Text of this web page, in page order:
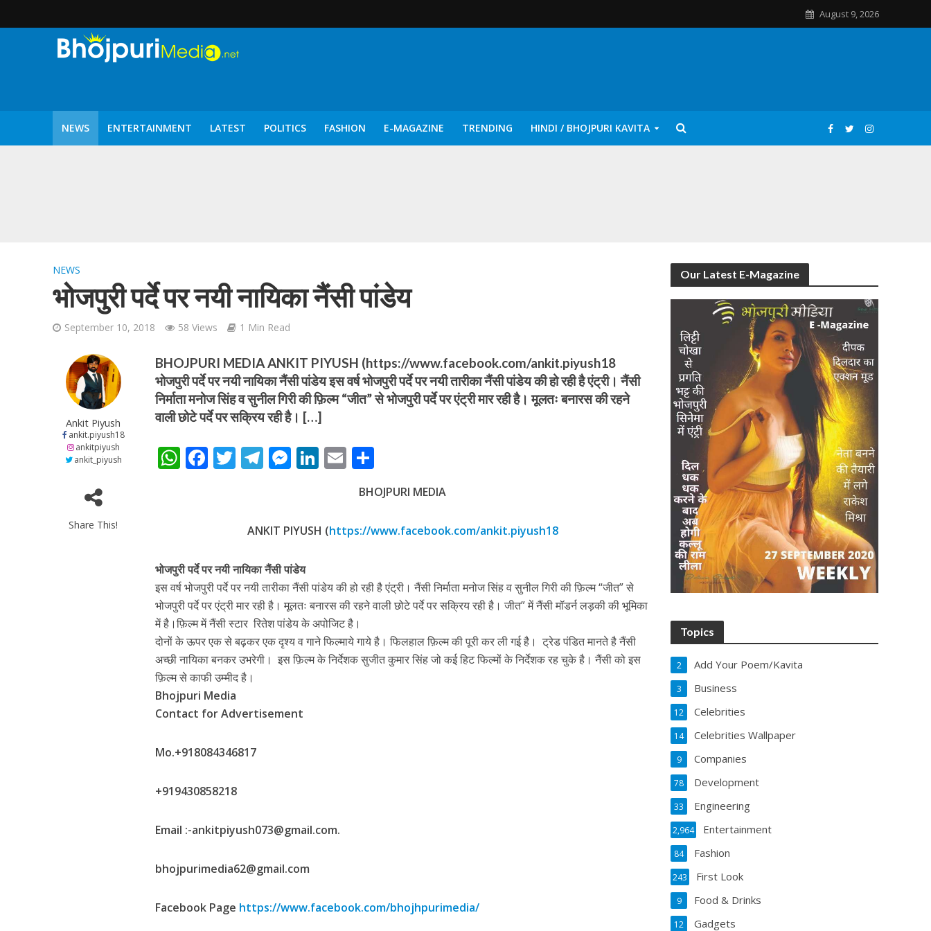
August 9, 2026
NEWS ENTERTAINMENT LATEST POLITICS FASHION E-MAGAZINE TRENDING HINDI / BHOJPURI KAVITA
शिवानी सिंह का नया बोलबम गीत तोहरे के मांगिला जानु हुआ रिलीज, दर्शकों का मिल रहा भरपूर प्यार
वर्ल्डवाइड रिकॉर्ड्स भोजपुरी का नया धमाकेदार गाना जल्द, दुबई की खूबसूरत लोकेशन्स पर हो रही है शूटिंग
NEWS
भोजपुरी पर्दे पर नयी नायिका नैंसी पांडेय
September 10, 2018 58 Views 1 Min Read
Ankit Piyush
ankit.piyush18
ankitpiyush
ankit_piyush
Share This!
BHOJPURI MEDIA ANKIT PIYUSH (https://www.facebook.com/ankit.piyush18
भोजपुरी पर्दे पर नयी नायिका नैंसी पांडेय इस वर्ष भोजपुरी पर्दे पर नयी तारीका नैंसी पांडेय की हो रही है एंट्री। नैंसी
निर्माता मनोज सिंह व सुनील गिरी की फ़िल्म “जीत” से भोजपुरी पर्दे पर एंट्री मार रही है। मूलतः बनारस की रहने
वाली छोटे पर्दे पर सक्रिय रही है। […]
W
p
p
F
o
k
T
er
T
gr
m
M
e
g
er
Li
e
dI
E
m
ai
l
h
ar
e
BHOJPURI MEDIA
ANKIT PIYUSH (https://www.facebook.com/ankit.piyush18
भोजपुरी पर्दे पर नयी नायिका नैंसी पांडेय
इस वर्ष भोजपुरी पर्दे पर नयी तारीका नैंसी पांडेय की हो रही है एंट्री। नैंसी निर्माता मनोज सिंह व सुनील गिरी की फ़िल्म “जीत” से
भोजपुरी पर्दे पर एंट्री मार रही है। मूलतः बनारस की रहने वाली छोटे पर्दे पर सक्रिय रही है। जीत” में नैंसी मॉडर्न लड़की की भूमिका
में है।फ़िल्म में नैंसी स्टार रितेश पांडेय के अपोजिट है।
दोनों के ऊपर एक से बढ़कर एक दृश्य व गाने फिल्माये गाये है। फिलहाल फ़िल्म की पूरी कर ली गई है। ट्रेड पंडित मानते है नैंसी
अच्छी नायिका बनकर उभरेगी। इस फ़िल्म के निर्देशक सुजीत कुमार सिंह जो कई हिट फिल्मों के निर्देशक रह चुके है। नैंसी को इस
फ़िल्म से काफी उम्मीद है।
Bhojpuri Media
Contact for Advertisement
Mo.+918084346817
+919430858218
Email :-ankitpiyush073@gmail.com.
bhojpurimedia62@gmail.com
Facebook Page https://www.facebook.com/bhojhpurimedia/
Our Latest E-Magazine
Topics
Add Your Poem/Kavita
2
Business
3
Celebrities
12
Celebrities Wallpaper
14
Companies
9
Development
78
Engineering
33
Entertainment
2,964
Fashion
84
First Look
243
Food & Drinks
9
Gadgets
12